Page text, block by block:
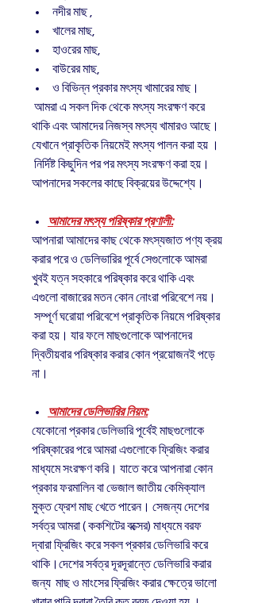
নদীর মাছ ,
খালের মাছ,
হাওরের মাছ,
বাউরের মাছ,
ও বিভিন্ন প্রকার মৎস্য খামারের মাছ।
আমরা এ সকল দিক থেকে মৎস্য সংরক্ষণ করে
থাকি এবং আমাদের নিজস্ব মৎস্য খামারও আছে।
যেখানে প্রাকৃতিক নিয়মেই মৎস্য পালন করা হয় ।
নির্দিষ্ট কিছুদিন পর পর মৎস্য সংরক্ষণ করা হয়।
আপনাদের সকলের কাছে বিক্রয়ের উদ্দেশ্যে।
আমাদের মৎস্য পরিষ্কার প্রণালী:
আপনারা আমাদের কাছ থেকে মৎস্যজাত পণ্য ক্রয়
করার পরে ও ডেলিভারির পূর্বে সেগুলোকে আমরা
খুবই যত্ন সহকারে পরিষ্কার করে থাকি এবং
এগুলো বাজারের মতন কোন নোংরা পরিবেশে নয়।
সম্পূর্ণ ঘরোয়া পরিবেশে প্রাকৃতিক নিয়মে পরিষ্কার
করা হয়। যার ফলে মাছগুলোকে আপনাদের
দ্বিতীয়বার পরিষ্কার করার কোন প্রয়োজনই পড়ে
না।
আমাদের ডেলিভারির নিয়ম:
যেকোনো প্রকার ডেলিভারি পূর্বেই মাছগুলোকে
পরিষ্কারের পরে আমরা এগুলোকে ফ্রিজিং করার
মাধ্যমে সংরক্ষণ করি। যাতে করে আপনারা কোন
প্রকার ফরমালিন বা ভেজাল জাতীয় কেমিক্যাল
মুক্ত ফ্রেশ মাছ খেতে পারেন। সেজন্য দেশের
সর্বত্র আমরা ( ককশিটের বক্সের) মাধ্যমে বরফ
দ্বারা ফ্রিজিং করে সকল প্রকার ডেলিভারি করে
থাকি।দেশের সর্বত্র দূরদূরান্তে ডেলিভারি করার
জন্য মাছ ও মাংসের ফ্রিজিং করার ক্ষেত্রে ভালো